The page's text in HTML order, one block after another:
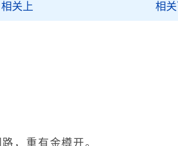
相关上 相
，重有金樽开。